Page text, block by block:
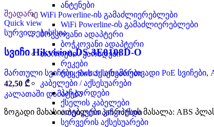
ანტენები
WiFi Powerline-ის გამაძლიერებლები
WiFi Powerline-ის გამაძლიერებლები
ბოჭკოვანი ადაპტერი
ბოჭკოვანი ადაპტერი
თაროები / კარადები
რეკები
რეკების აქსესუარები
კაბელები / აქსესუარები
პაჩკორდები
ქსელის კაბელები
ოპტიკური პაჩკორდი
სერვერის აქსესუარები
შეადარე
Quick view
სურვილების სია
სვიჩი Hikvision,DS-3E0108D-O
მართული სვიჩები, Switch, არამართვადი PoE სვიჩები,
42,50 ₾
კალათაში დამატება
ზოგადი მახასიათებლები კორპუსის მასალა: ABS